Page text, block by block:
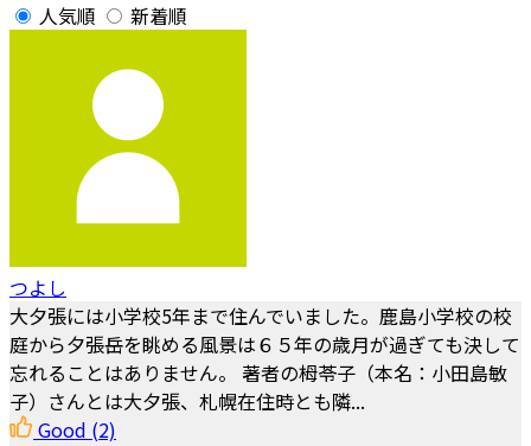
人気順 新着順
つよし
大夕張には小学校5年まで住んでいました。鹿島小学校の校
庭から夕張岳を眺める風景は６５年の歳月が過ぎても決して
忘れることはありません。 著者の栂苓子（本名：小田島敏
子）さんとは大夕張、札幌在住時とも隣...
Good (2)